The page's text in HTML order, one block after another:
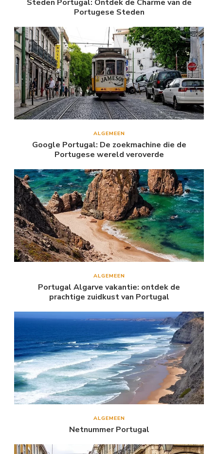
Steden Portugal: Ontdek de Charme van de
Portugese Steden
ALGEMEEN
Google Portugal: De zoekmachine die de
Portugese wereld veroverde
ALGEMEEN
Portugal Algarve vakantie: ontdek de
prachtige zuidkust van Portugal
ALGEMEEN
Netnummer Portugal